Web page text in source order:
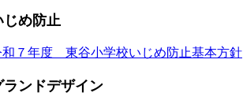
じめ防止
和７年度 東谷小学校いじめ防止基本方針
ランドデザイン